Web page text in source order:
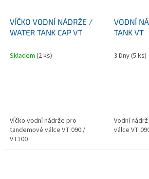
VÍČKO VODNÍ NÁDRŽE /
WATER TANK CAP VT
Skladem (2 ks)
Víčko vodní nádrže pro
tandemové válce VT 090 /
VT100
VODNÍ
TANK VT
3 Dny(5 ks)
Vodní
válce VT